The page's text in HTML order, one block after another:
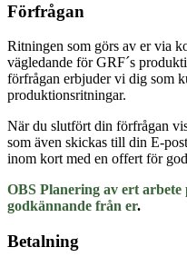
Förfrågan
Ritningen som görs av er via
vägledande för GRF´s
förfrågan erbjuder vi dig som
produktionsritningar.
När du slutfört din förfrågan
som även skickas till din E-
inom kort med en offert för
OBS Planering av ert
godkännande från er.
Betalning